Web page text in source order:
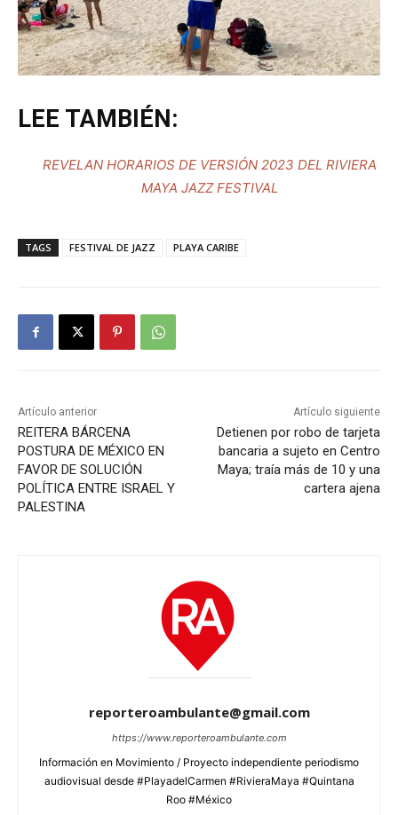
LEE TAMBIÉN:
REVELAN HORARIOS DE VERSIÓN 2023 DEL RIVIERA
MAYA JAZZ FESTIVAL
TAGS FESTIVAL DE JAZZ PLAYA CARIBE
Artículo anterior
REITERA BÁRCENA
POSTURA DE MÉXICO EN
FAVOR DE SOLUCIÓN
POLÍTICA ENTRE ISRAEL Y
PALESTINA
Artículo siguiente
Detienen por robo de tarjeta
bancaria a sujeto en Centro
Maya; traía más de 10 y una
cartera ajena
reporteroambulante@gmail.com
https://www.reporteroambulante.com
Información en Movimiento / Proyecto independiente periodismo
audiovisual desde #PlayadelCarmen #RivieraMaya #Quintana
Roo #México